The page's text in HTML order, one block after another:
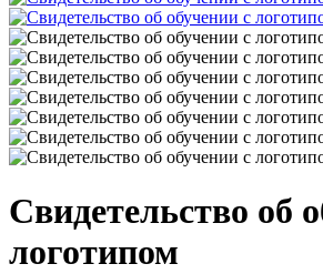
Свидетельство об
логотипом